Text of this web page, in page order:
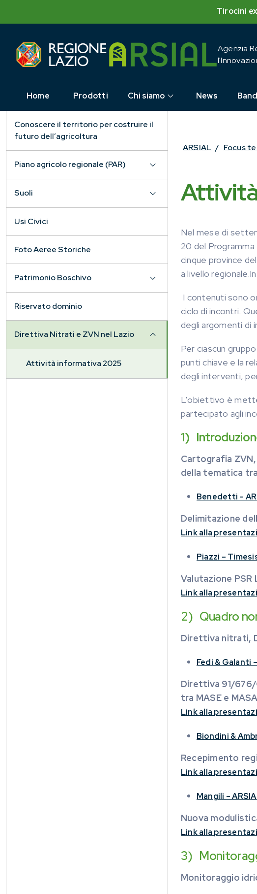
Tirocini
Agenzia
Home Prodotti Chi siamo News
Conoscere il territorio per costruire il
futuro dell’agricoltura
Piano agricolo regionale (PAR)
Suoli
Usi Civici
Foto Aeree Storiche
Patrimonio Boschivo
Riservato dominio
Direttiva Nitrati e ZVN nel Lazio
Attività informativa 2025
ARSIAL / Focus
Nel mese di
20 del
cinque province
a livello
I contenuti sono
ciclo di incontri.
degli argomenti di
Per ciascun
punti chiave e la
degli interventi,
L’obiettivo è
partecipato agli
1)
Cartografia
della tematica
Benedetti –
Delimitazione
Link alla
Piazzi –
Valutazione PSR
Link alla
2) Quadro
Direttiva nitrati,
Fedi & Galanti
Direttiva 91/676/
tra MASE e
Link alla
Biondini &
Recepimento
Link alla
Mangili –
Nuova
Link alla
3)
Monitoraggio